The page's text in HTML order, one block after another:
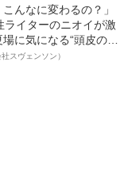
こんなに変わるの？」
ライターのニオイが激
に気になる“頭皮のニ
タつき”を解消す
スヴェンソン）